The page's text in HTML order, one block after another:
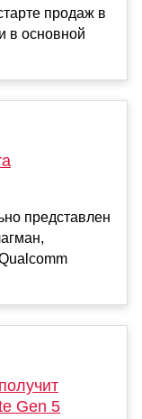
продаж в
в основной
представлен
Gen 5